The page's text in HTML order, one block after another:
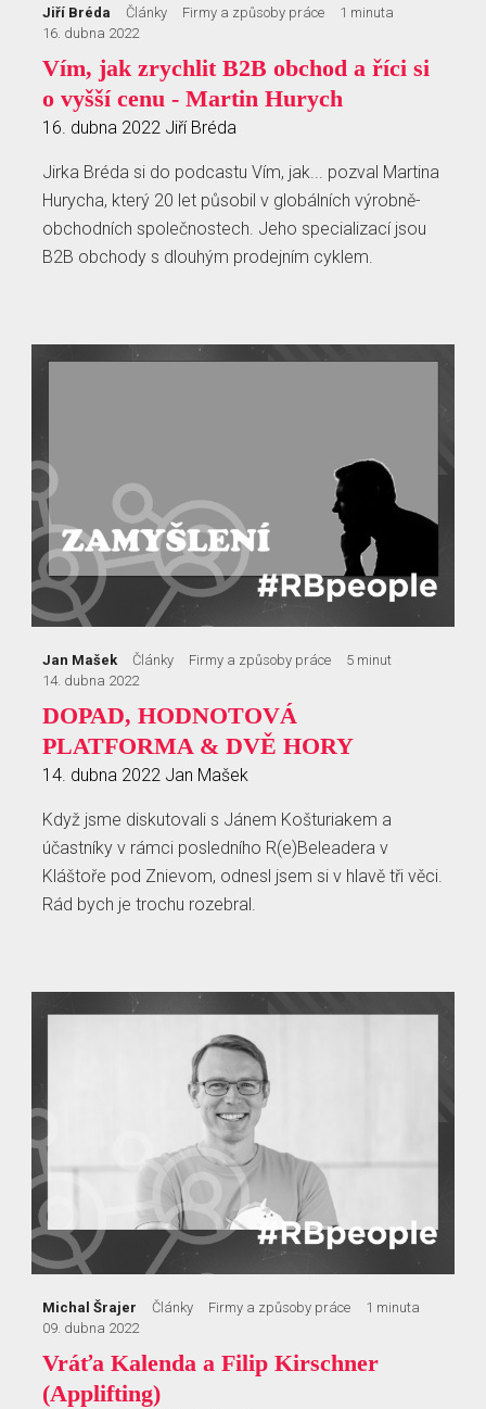
Jiří Bréda Články Firmy a způsoby práce
1 minuta
16. dubna 2022
Vím, jak zrychlit B2B obchod a říci si
o vyšší cenu - Martin Hurych
16. dubna 2022 Jiří Bréda
Jirka Bréda si do podcastu Vím, jak... pozval Martina
Hurycha, který 20 let působil v globálních výrobně-
obchodních společnostech. Jeho specializací jsou
B2B obchody s dlouhým prodejním cyklem.
Jan Mašek Články Firmy a způsoby práce
5 minut
14. dubna 2022
DOPAD, HODNOTOVÁ
PLATFORMA & DVĚ HORY
14. dubna 2022 Jan Mašek
Když jsme diskutovali s Jánem Košturiakem a
účastníky v rámci posledního R(e)Beleadera v
Kláštoře pod Znievom, odnesl jsem si v hlavě tři věci.
Rád bych je trochu rozebral.
Michal Šrajer Články Firmy a způsoby práce
1 minuta
09. dubna 2022
Vráťa Kalenda a Filip Kirschner
(Applifting)